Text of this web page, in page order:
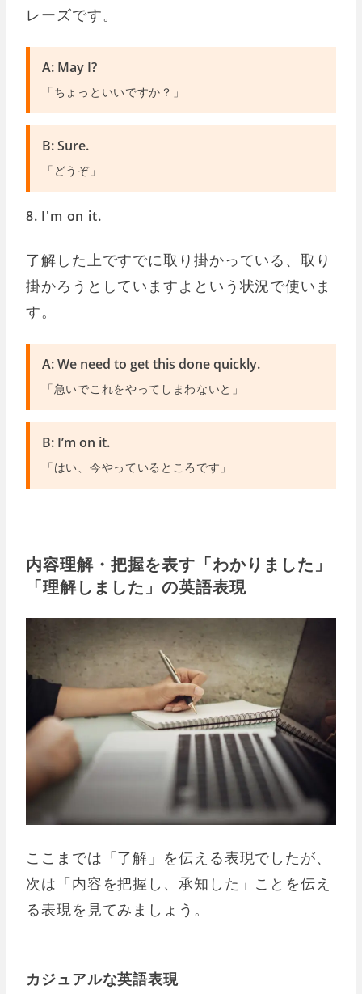
レーズです。
A: May I?
「ちょっといいですか？」
B: Sure.
「どうぞ」
8. I'm on it.
了解した上ですでに取り掛かっている、取り
掛かろうとしていますよという状況で使いま
す。
A: We need to get this done quickly.
「急いでこれをやってしまわないと」
B: I’m on it.
「はい、今やっているところです」
内容理解・把握を表す「わかりました」
「理解しました」の英語表現
ここまでは「了解」を伝える表現でしたが、
次は「内容を把握し、承知した」ことを伝え
る表現を見てみましょう。
カジュアルな英語表現